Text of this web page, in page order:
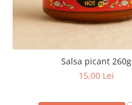
Salsa picant 260g
15,00 Lei